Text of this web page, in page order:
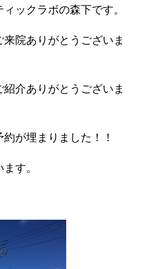
ックラボの森下です。
院ありがとうございま
介ありがとうございま
が埋まりました！！
す。